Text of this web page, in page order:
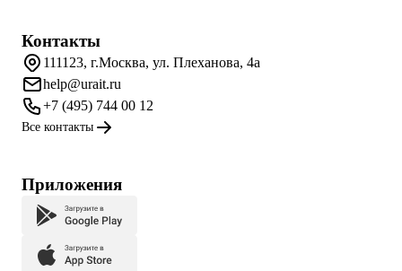
Контакты
111123, г.Москва, ул. Плеханова, 4а
help@urait.ru
+7 (495) 744 00 12
Все контакты
Приложения